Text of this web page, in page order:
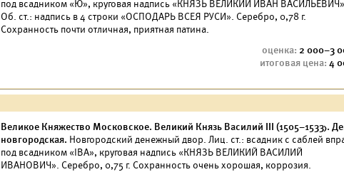
под всадником «Ю», круговая надпись «КНЯЗЬ ВЕЛИКИЙ ИВАН
Об. ст.: надпись в 4 строки «ОСПОДАРЬ ВСЕЯ РУСИ». Серебро, 0,78 г.
Сохранность почти отличная, приятная патина.
2 000–3
4
Великое Княжество Московское. Великий Князь Василий III (1505–1533).
новгородская. Новгородский денежный двор. Лиц. ст.: всадник с саблей
под всадником «IВА», круговая надпись «КНЯЗЬ ВЕЛИКИЙ ВАСИЛИЙ
ИВАНОВИЧ». Серебро, 0,75 г. Сохранность очень хорошая, коррозия.